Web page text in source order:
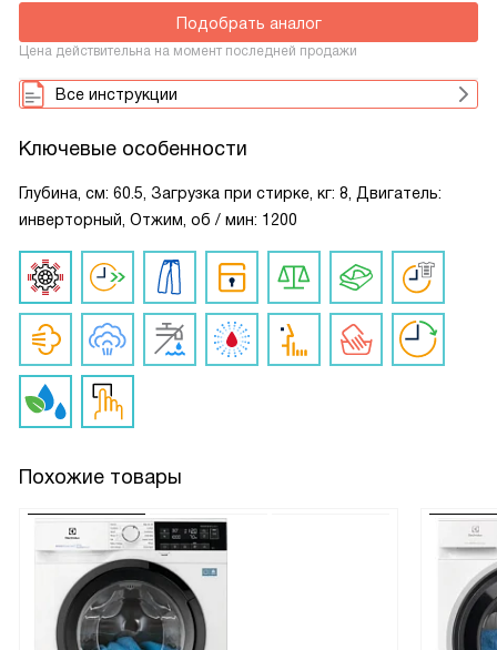
Подобрать аналог
Цена действительна на момент последней продажи
Все инструкции
Ключевые особенности
Глубина, см: 60.5, Загрузка при стирке, кг: 8, Двигатель:
инверторный, Отжим, об / мин: 1200
Похожие товары